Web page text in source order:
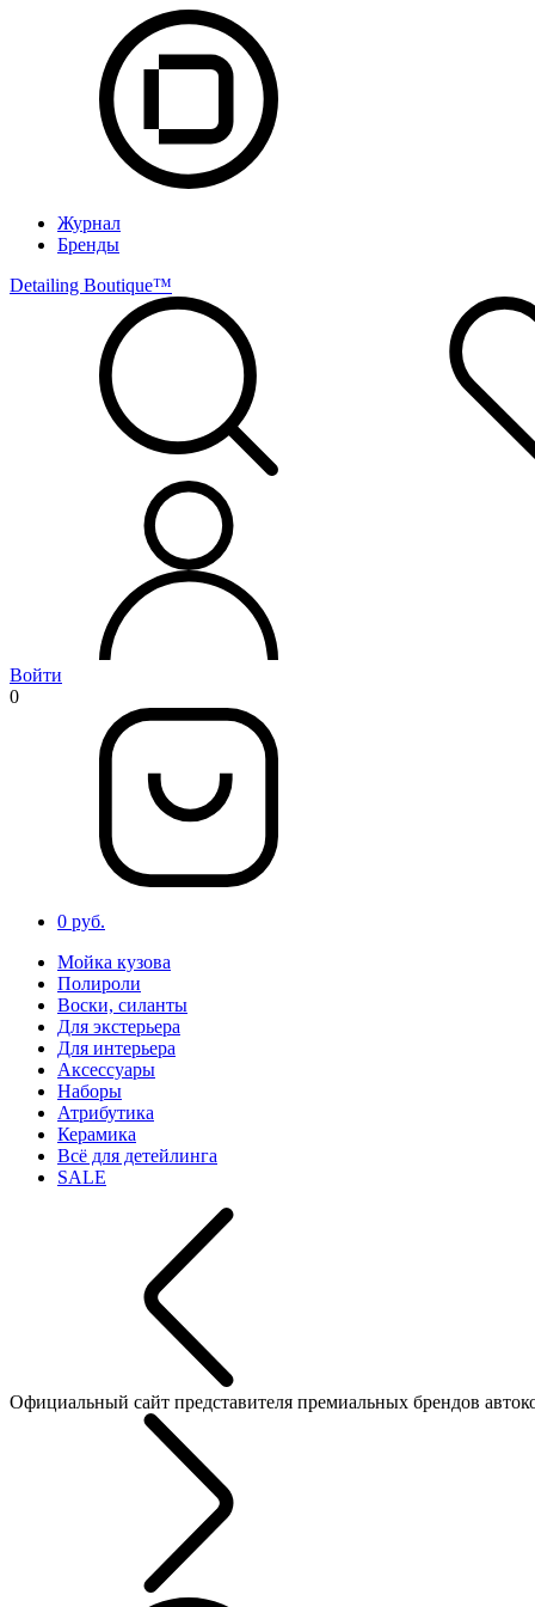
Журнал
Бренды
Detailing Boutique™️
Войти
0
0 руб.
Мойка кузова
Полироли
Воски, силанты
Для экстерьера
Для интерьера
Аксессуары
Наборы
Атрибутика
Керамика
Всё для детейлинга
SALE
Официальный сайт представителя премиальных брендов